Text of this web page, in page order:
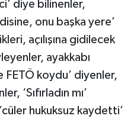
diye bilinenler,
onu başka yere’
açılışına gidilecek
ayakkabı
FETÖ koydu’ diyenler,
‘Sıfırladın mı’
hukuksuz kaydetti’